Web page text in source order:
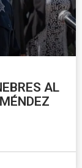
AL